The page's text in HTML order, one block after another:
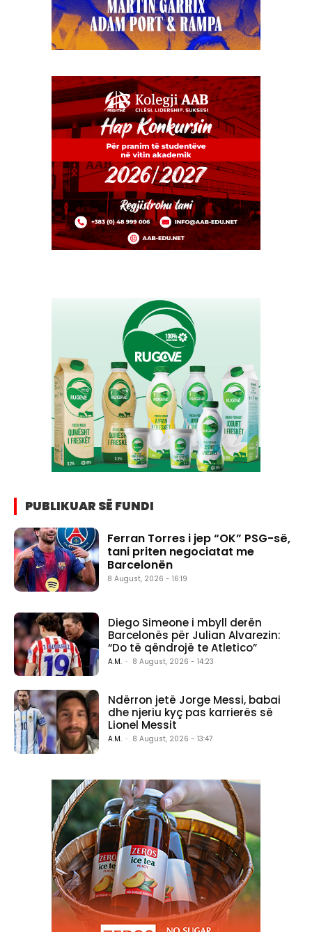
PUBLIKUAR SË FUNDI
Ferran Torres i jep “OK” PSG-së,
tani priten negociatat me
Barcelonën
8 August, 2026 - 16:19
Diego Simeone i mbyll derën
Barcelonës për Julian Alvarezin:
“Do të qëndrojë te Atletico”
A.M. - 8 August, 2026 - 14:23
Ndërron jetë Jorge Messi, babai
dhe njeriu kyç pas karrierës së
Lionel Messit
A.M. - 8 August, 2026 - 13:47